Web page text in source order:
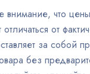
что цены
от
за собой
без